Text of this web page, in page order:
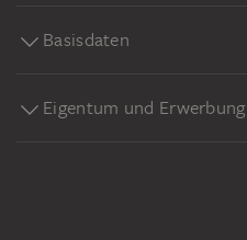
Basisdaten
Eigentum und Erwerbung